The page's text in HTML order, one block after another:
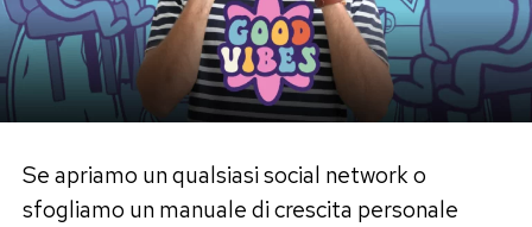
Se apriamo un qualsiasi social network o
sfogliamo un manuale di crescita personale